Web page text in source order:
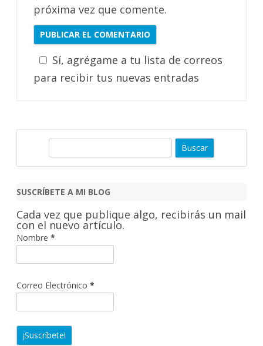
próxima vez que comente.
Sí, agrégame a tu lista de correos
para recibir tus nuevas entradas
c
r
SUSCRÍBETE A MI BLOG
Cada vez que publique algo, recibirás un mail
con el nuevo artículo.
Nombre *
Correo Electrónico *